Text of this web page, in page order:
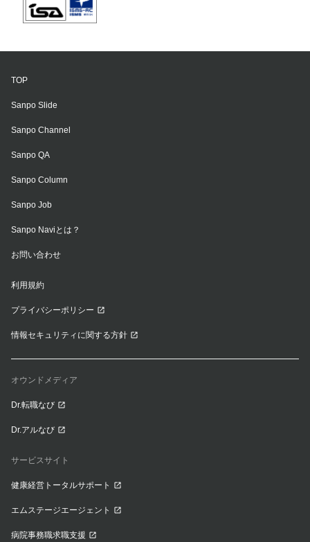
TOP
Sanpo Slide
Sanpo Channel
Sanpo QA
Sanpo Column
Sanpo Job
Sanpo Naviとは？
お問い合わせ
利用規約
プライバシーポリシー
情報セキュリティに関する方針
オウンドメディア
Dr.転職なび
Dr.アルなび
サービスサイト
健康経営トータルサポート
エムステージエージェント
病院事務職求職支援